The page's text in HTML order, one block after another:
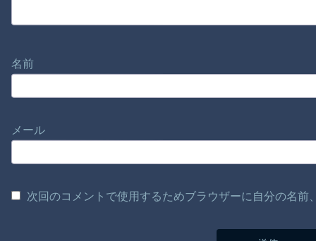
名前
メール
次回のコメントで使用するためブラウザーに自分の名